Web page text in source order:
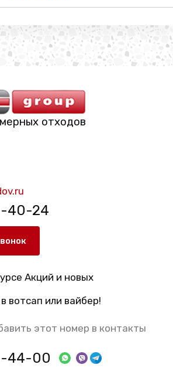
отходов
40-24
Акций и новых
вотсап или вайбер!
этот номер в контакты
44-00